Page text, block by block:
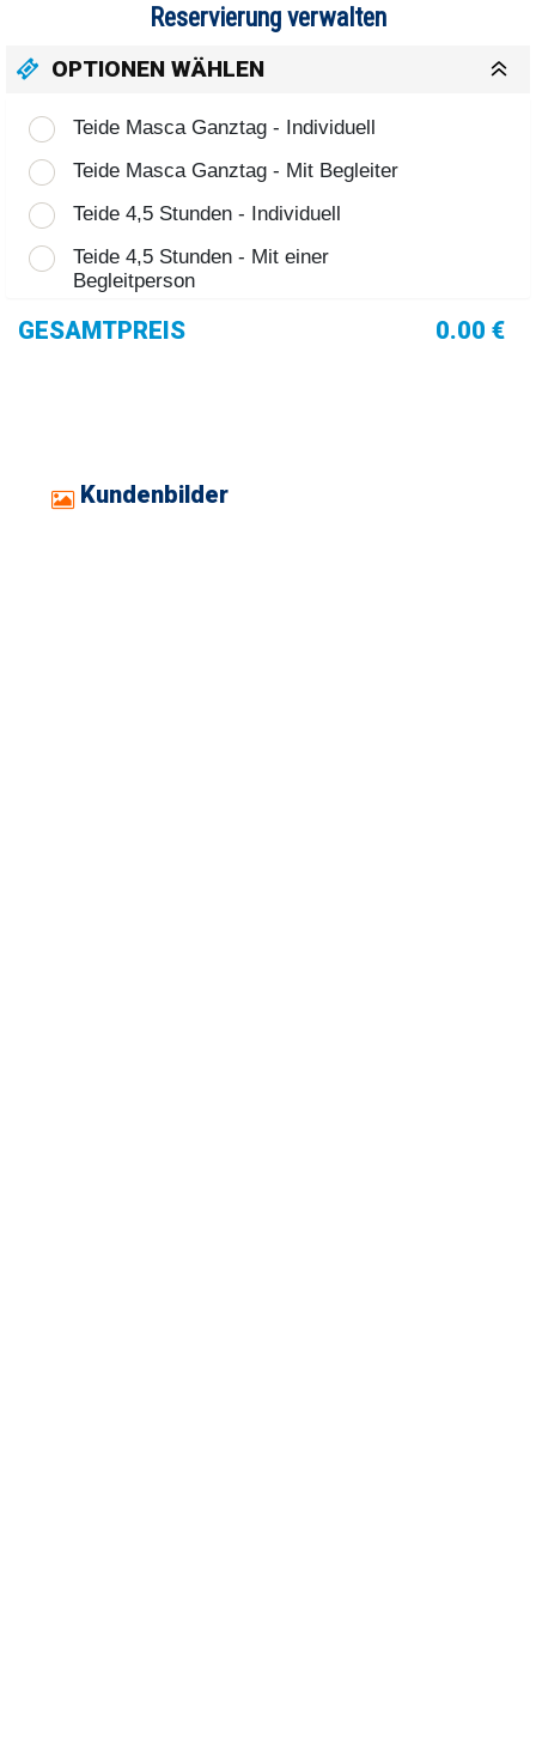
Reservierung verwalten
OPTIONEN WÄHLEN
Teide Masca Ganztag - Individuell
Teide Masca Ganztag - Mit Begleiter
Teide 4,5 Stunden - Individuell
Teide 4,5 Stunden - Mit einer
Begleitperson
GESAMTPREIS 0.00 €
Kundenbilder